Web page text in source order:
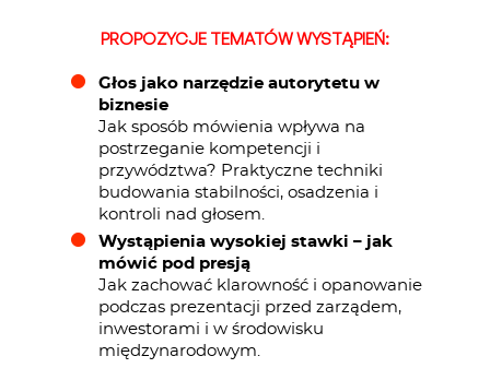
PROPOZYCJE TEMATÓW WYSTĄPIEŃ:
Głos jako narzędzie autorytetu w
biznesie
Jak sposób mówienia wpływa na
postrzeganie kompetencji i
przywództwa? Praktyczne techniki
budowania stabilności, osadzenia i
kontroli nad głosem.
Wystąpienia wysokiej stawki – jak
mówić pod presją
Jak zachować klarowność i opanowanie
podczas prezentacji przed zarządem,
inwestorami i w środowisku
międzynarodowym.